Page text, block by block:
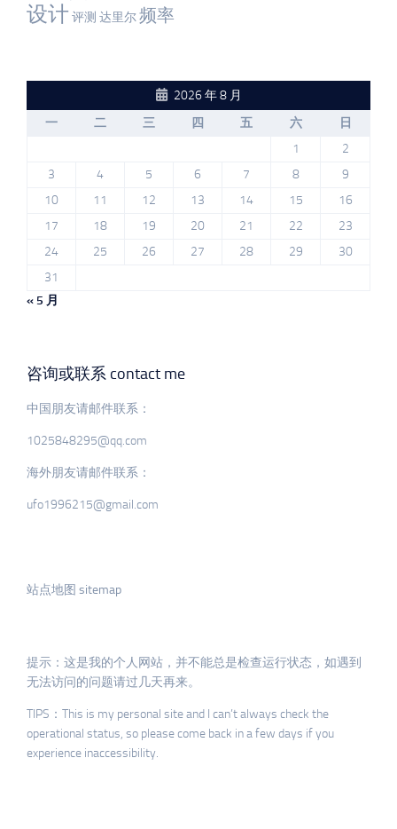
设计评测 达里尔频率
2026 年 8 月
一
二 三 四 五 六
日
1
2
3
4 5 6 7 8
9
10
11 12 13 14 15
16
17
18 19 20 21 22
23
24
25 26 27 28 29
30
31
« 5 月
咨询或联系 contact me
中国朋友请邮件联系：
1025848295@qq.com
海外朋友请邮件联系：
ufo1996215@gmail.com
站点地图 sitemap
提示：这是我的个人网站，并不能总是检查运行状态，如遇到
无法访问的问题请过几天再来。
TIPS：This is my personal site and I can’t always check the
operational status, so please come back in a few days if you
experience inaccessibility.